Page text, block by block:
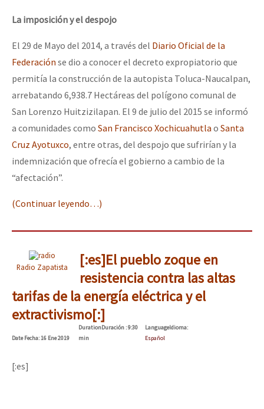
La imposición y el despojo
El 29 de Mayo del 2014, a través del Diario Oficial de la
Federación se dio a conocer el decreto expropiatorio que
permitía la construcción de la autopista Toluca-Naucalpan,
arrebatando 6,938.7 Hectáreas del polígono comunal de
San Lorenzo Huitzizilapan. El 9 de julio del 2015 se informó
a comunidades como San Francisco Xochicuahutla o Santa
Cruz Ayotuxco, entre otras, del despojo que sufrirían y la
indemnización que ofrecía el gobierno a cambio de la
“afectación”.
(Continuar leyendo…)
Radio Zapatista
[:es]El pueblo zoque en
resistencia contra las altas
tarifas de la energía eléctrica y el
extractivismo[:]
DateFecha: 16 Ene 2019
DurationDuración: 9:30
min
LanguageIdioma:
Español
[:es]